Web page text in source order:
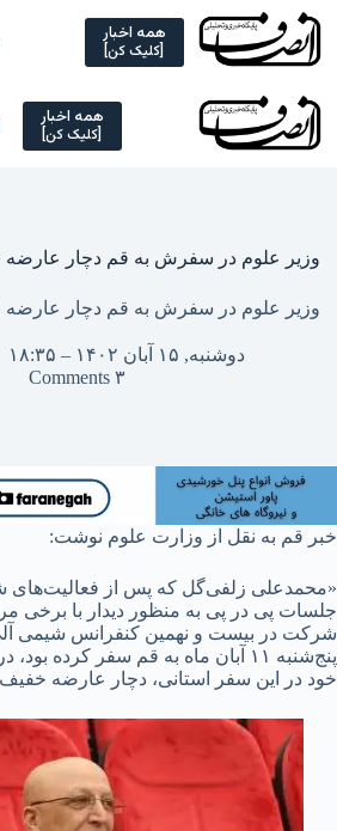
Skip
content
همه اخبار
[کلیک کن]
همه اخبار
[کلیک کن]
وزیر علوم در سفرش به قم دچار
وزیر علوم در سفرش به قم دچار
دوشنبه, ۱۵ آبان ۱۴۰۲ – ۱۸:۳۵
۳ Comments
خبر قم به نقل از وزارت علوم نوشت:
«محمدعلی زلفی‌گل که پس از فعالیت‌های
جلسات پی در پی به منظور دیدار با برخی
شرکت در بیست و نهمین کنفرانس شیمی
پنج‌شنبه ۱۱ آبان ماه به قم سفر کرده
خود در این سفر استانی، دچار عارضه